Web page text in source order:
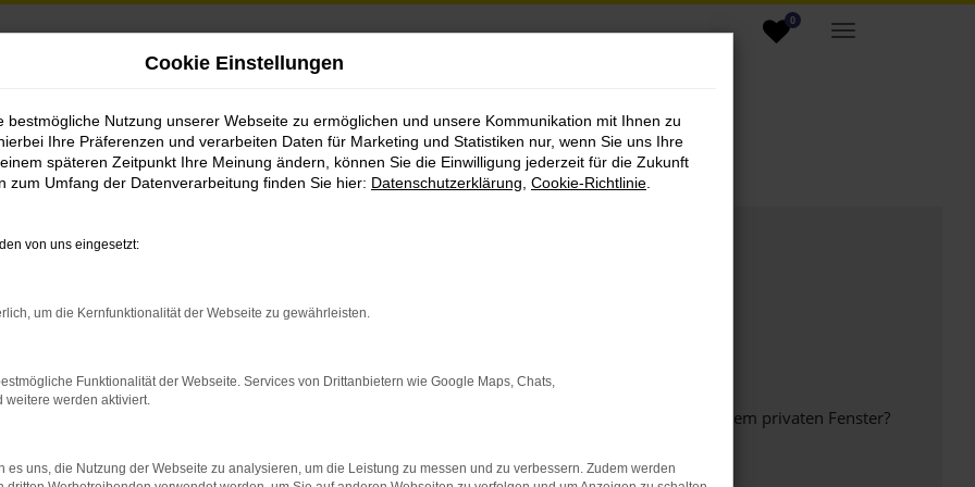
0
bestimmter Seiten verhindern. Funktioniert die Seite in einem anderen Browser oder in einem privaten Fenster?
beheben.
Cookie Einstellungen
bestmögliche Nutzung unserer Webseite zu ermöglichen und unsere Kommunikation mit Ihnen zu
Ihre Präferenzen und verarbeiten Daten für Marketing und Statistiken nur, wenn Sie uns Ihre
späteren Zeitpunkt Ihre Meinung ändern, können Sie die Einwilligung jederzeit für die Zukunft
zum Umfang der Datenverarbeitung finden Sie hier: Datenschutzerklärung Cookie-Richtlinie
von uns eingesetzt:
um die Kernfunktionalität der Webseite zu gewährleisten.
Funktionalität der Webseite. Services von Drittanbietern wie Google Maps, Chats,
weitere werden aktiviert.
es uns, die Nutzung der Webseite zu analysieren, um die Leistung zu messen und zu verbessern. Zudem werden